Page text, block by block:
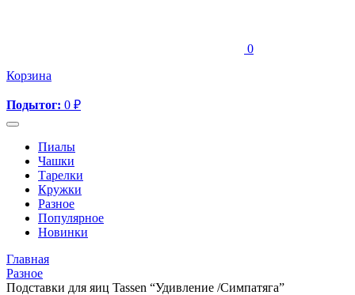
0
Корзина
Подытог: 0 ₽
Пиалы
Чашки
Тарелки
Кружки
Разное
Популярное
Новинки
Главная
Разное
Подставки для яиц Tassen “Удивление /Симпатяга”